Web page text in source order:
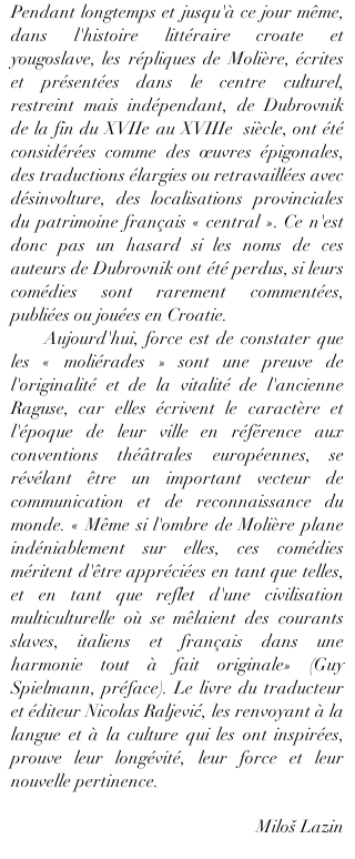
Pendant longtemps et jusqu'à ce jour même,
dans l'histoire littéraire croate et
yougoslave, les répliques de Molière, écrites
et présentées dans le centre culturel,
restreint mais indépendant, de Dubrovnik
de la fin du XVIIe au XVIIIe siècle, ont été
considérées comme des œuvres épigonales,
des traductions élargies ou retravaillées avec
désinvolture, des localisations provinciales
du patrimoine français « central ». Ce n'est
donc pas un hasard si les noms de ces
auteurs de Dubrovnik ont ​​été perdus, si leurs
comédies sont rarement commentées,
publiées ou jouées en Croatie.
Aujourd'hui, force est de constater que
les « moliérades » sont une preuve de
l'originalité et de la vitalité de l'ancienne
Raguse, car elles écrivent le caractère et
l'époque de leur ville en référence aux
conventions théâtrales européennes, se
révélant être un important vecteur de
communication et de reconnaissance du
monde. « Même si l'ombre de Molière plane
indéniablement sur elles, ces comédies
méritent d'être appréciées en tant que telles,
et en tant que reflet d'une civilisation
multiculturelle où se mêlaient des courants
slaves, italiens et français dans une
harmonie tout à fait originale» (Guy
Spielmann, préface). Le livre du traducteur
et éditeur Nicolas Raljević, les renvoyant à la
langue et à la culture qui les ont inspirées,
prouve leur longévité, leur force et leur
nouvelle pertinence.
Miloš Lazin